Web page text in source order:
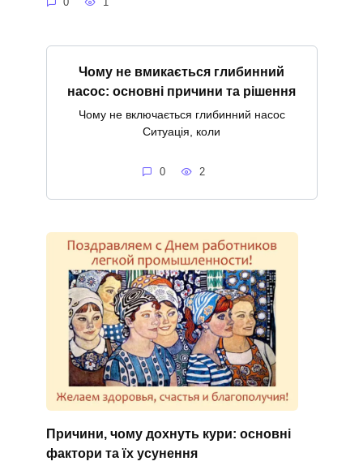
Чому не вмикається глибинний
насос: основні причини та рішення
Чому не включається глибинний насос
Ситуація, коли
0 2
Причини, чому дохнуть кури: основні
фактори та їх усунення